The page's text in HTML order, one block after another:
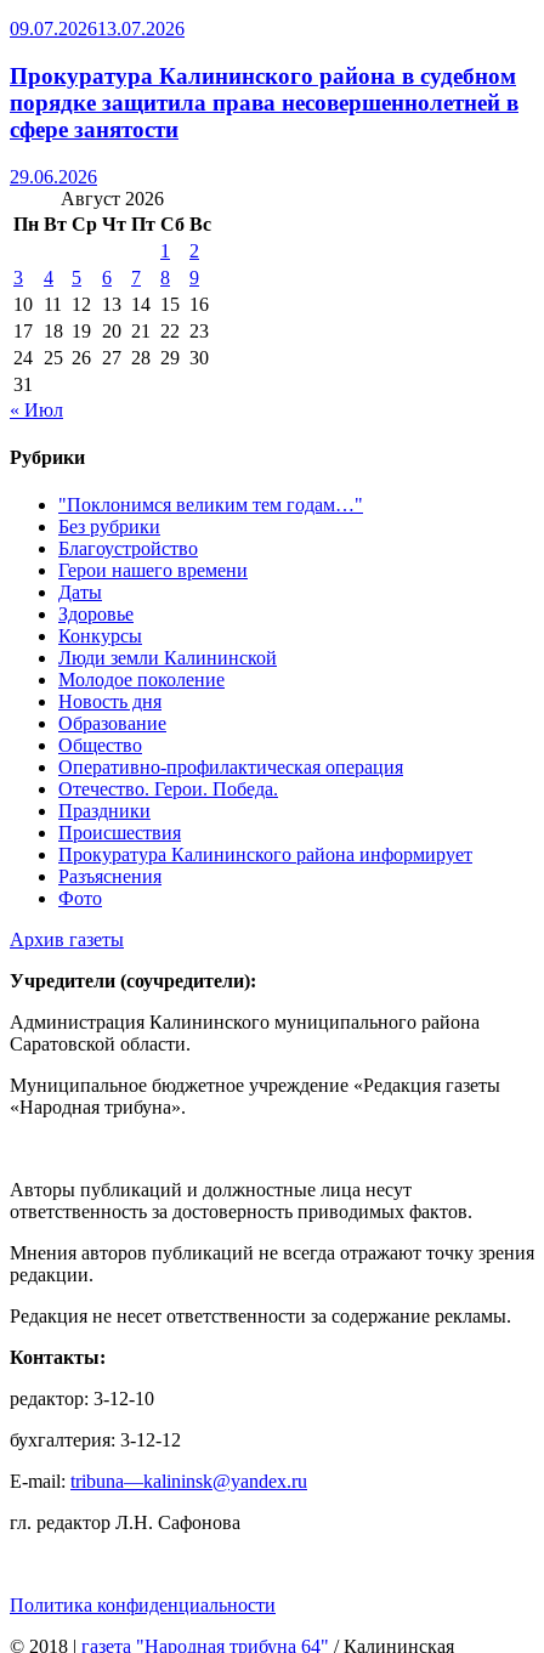
09.07.202613.07.2026
Прокуратура Калининского района в судебном
порядке защитила права несовершеннолетней в
сфере занятости
29.06.2026
Август 2026
Пн Вт Ср Чт Пт Сб Вс
1
2
3
4 5 6 7 8
9
10 11 12 13 14 15 16
17 18 19 20 21 22 23
24 25 26 27 28 29 30
31
« Июл
Рубрики
"Поклонимся великим тем годам…"
Без рубрики
Благоустройство
Герои нашего времени
Даты
Здоровье
Конкурсы
Люди земли Калининской
Молодое поколение
Новость дня
Образование
Общество
Оперативно-профилактическая операция
Отечество. Герои. Победа.
Праздники
Происшествия
Прокуратура Калининского района информирует
Разъяснения
Фото
Архив газеты
Учредители (соучредители):
Администрация Калининского муниципального района
Саратовской области.
Муниципальное бюджетное учреждение «Редакция газеты
«Народная трибуна».
Авторы публикаций и должностные лица несут
ответственность за достоверность приводимых фактов.
Мнения авторов публикаций не всегда отражают точку зрения
редакции.
Редакция не несет ответственности за содержание рекламы.
Контакты:
редактор: 3-12-10
бухгалтерия: 3-12-12
E-mail: tribuna—kalininsk@yandex.ru
гл. редактор Л.Н. Сафонова
Политика конфиденциальности
© 2018 | газета "Народная трибуна 64" / Калининская